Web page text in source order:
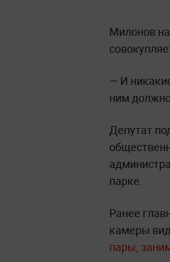
Милонов
— И
ним
Депутат
парке.
Ранее
камеры
пары,